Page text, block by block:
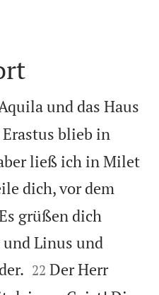
und das Haus
Erastus blieb in
ließ ich in Milet
dich, vor dem
grüßen dich
Linus und


22 Der Herr